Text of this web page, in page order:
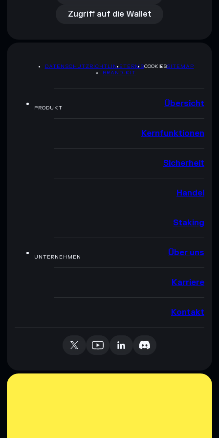
Zugriff auf die Wallet
DATENSCHUTZRICHTLINIETERMSCOOKIESSITEMAP
BRAND-KIT
PRODUKT Übersicht
Kernfunktionen
Sicherheit
Handel
Staking
UNTERNEHMEN Über uns
Karriere
Kontakt